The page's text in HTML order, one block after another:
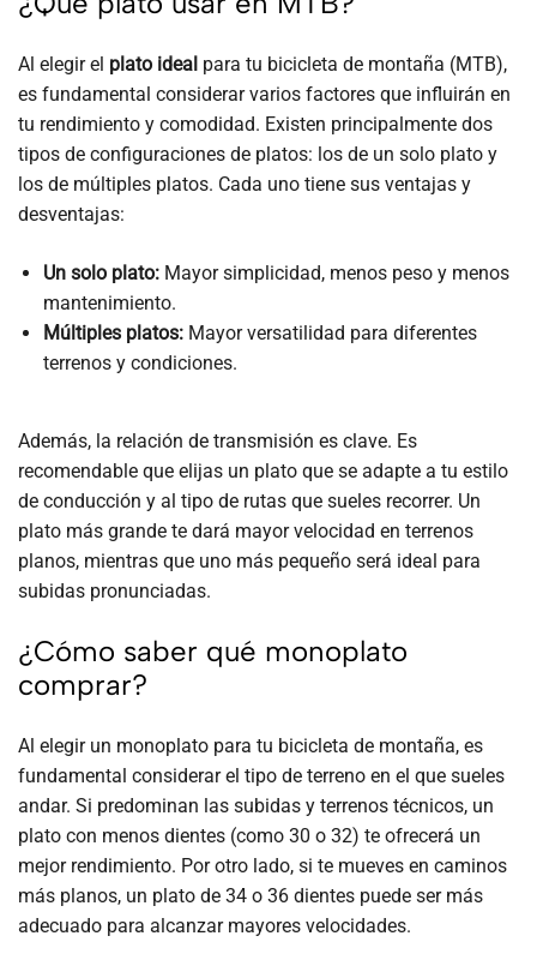
Al elegir el plato ideal para tu bicicleta de montaña (MTB),
es fundamental considerar varios factores que influirán en
tu rendimiento y comodidad. Existen principalmente dos
tipos de configuraciones de platos: los de un solo plato y
los de múltiples platos. Cada uno tiene sus ventajas y
desventajas:
Un solo plato:Mayor simplicidad, menos peso y menos
mantenimiento.
Múltiples platos:Mayor versatilidad para diferentes
terrenos y condiciones.
Además, la relación de transmisión es clave. Es
recomendable que elijas un plato que se adapte a tu estilo
de conducción y al tipo de rutas que sueles recorrer. Un
plato más grande te dará mayor velocidad en terrenos
planos, mientras que uno más pequeño será ideal para
subidas pronunciadas.
¿Cómo saber qué monoplato
comprar?
Al elegir un monoplato para tu bicicleta de montaña, es
fundamental considerar el tipo de terreno en el que sueles
andar. Si predominan las subidas y terrenos técnicos, un
plato con menos dientes (como 30 o 32) te ofrecerá un
mejor rendimiento. Por otro lado, si te mueves en caminos
más planos, un plato de 34 o 36 dientes puede ser más
adecuado para alcanzar mayores velocidades.